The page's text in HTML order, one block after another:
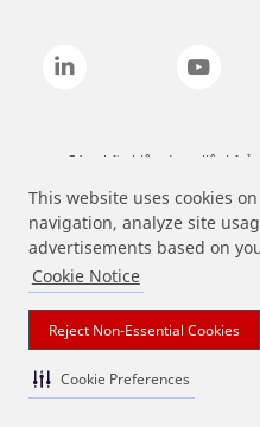
This website uses cookies
navigation, analyze site
advertisements based on
Cookie Notice
Reject Non-Essential Cookies
Cookie Preferences
Các nhãn hiệu được liệt kê